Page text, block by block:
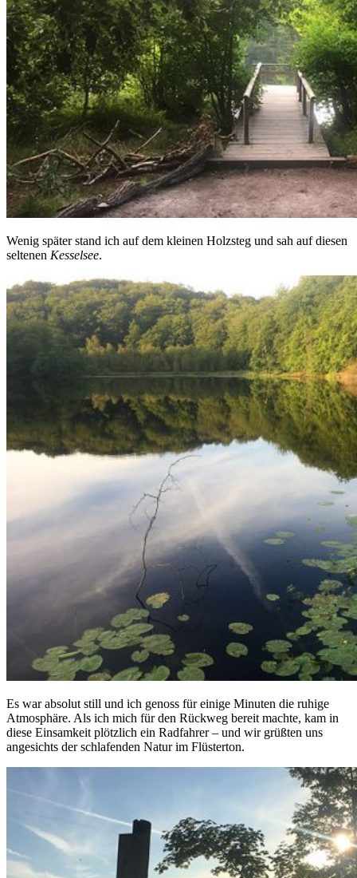
Wenig später stand ich auf dem kleinen Holzsteg und sah auf diesen
seltenen Kesselsee.
Es war absolut still und ich genoss für einige Minuten die ruhige
Atmosphäre. Als ich mich für den Rückweg bereit machte, kam in
diese Einsamkeit plötzlich ein Radfahrer – und wir grüßten uns
angesichts der schlafenden Natur im Flüsterton.